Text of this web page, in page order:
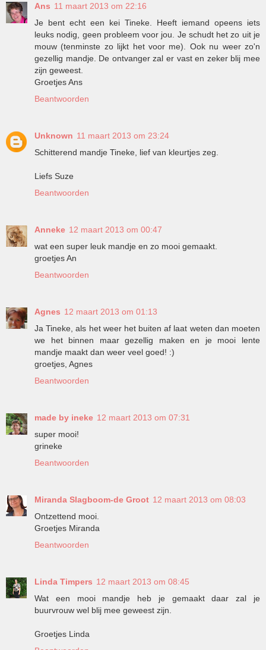
Ans 11 maart 2013 om 22:16
Je bent echt een kei Tineke. Heeft iemand opeens iets
leuks nodig, geen probleem voor jou. Je schudt het zo uit je
mouw (tenminste zo lijkt het voor me). Ook nu weer zo'n
gezellig mandje. De ontvanger zal er vast en zeker blij mee
zijn geweest.
Groetjes Ans
Beantwoorden
Unknown 11 maart 2013 om 23:24
Schitterend mandje Tineke, lief van kleurtjes zeg.
Liefs Suze
Beantwoorden
Anneke 12 maart 2013 om 00:47
wat een super leuk mandje en zo mooi gemaakt.
groetjes An
Beantwoorden
Agnes 12 maart 2013 om 01:13
Ja Tineke, als het weer het buiten af laat weten dan moeten
we het binnen maar gezellig maken en je mooi lente
mandje maakt dan weer veel goed! :)
groetjes, Agnes
Beantwoorden
made by ineke 12 maart 2013 om 07:31
super mooi!
grineke
Beantwoorden
Miranda Slagboom-de Groot 12 maart 2013 om 08:03
Ontzettend mooi.
Groetjes Miranda
Beantwoorden
Linda Timpers 12 maart 2013 om 08:45
Wat een mooi mandje heb je gemaakt daar zal je
buurvrouw wel blij mee geweest zijn.
Groetjes Linda